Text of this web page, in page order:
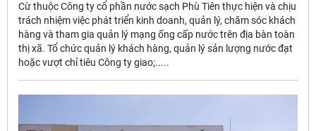
Cừ thuộc Công ty cổ phần nước sạch Phù Tiên thực hiện và chịu
trách nhiệm việc phát triển kinh doanh, quản lý, chăm sóc khách
hàng và tham gia quản lý mạng ống cấp nước trên địa bàn toàn
thị xã. Tổ chức quản lý khách hàng, quản lý sản lượng nước đạt
hoặc vượt chỉ tiêu Công ty giao;.....